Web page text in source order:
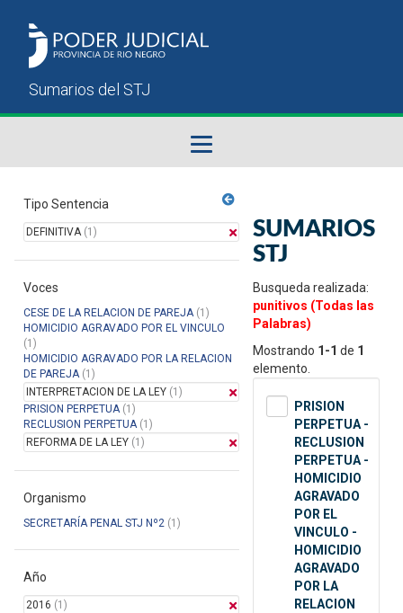
Sumarios del STJ
Manual del Usuario
Tipo Sentencia
DEFINITIVA(1)
Voces
CESE DE LA RELACION DE PAREJA(1)
HOMICIDIO AGRAVADO POR EL VINCULO
(1)
HOMICIDIO AGRAVADO POR LA RELACION
DE PAREJA(1)
INTERPRETACION DE LA LEY (1)
PRISION PERPETUA(1)
RECLUSION PERPETUA(1)
REFORMA DE LA LEY (1)
Organismo
SECRETARÍA PENAL STJ Nº2 (1)
Año
2016 (1)
SUMARIOS
STJ
Busqueda realizada:
punitivos (Todas las
Palabras)
Mostrando 1-1 de 1
elemento.
PRISION
PERPETUA -
RECLUSION
PERPETUA -
HOMICIDIO
AGRAVADO
POR EL
VINCULO -
HOMICIDIO
AGRAVADO
POR LA
RELACION